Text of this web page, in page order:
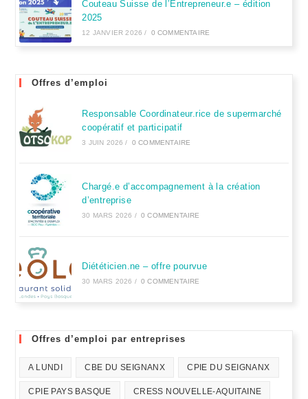
Couteau Suisse de l’Entrepreneur.e – édition
2025
12 JANVIER 2026 / 0 COMMENTAIRE
Offres d’emploi
Responsable Coordinateur.rice de supermarché
coopératif et participatif
3 JUIN 2026 / 0 COMMENTAIRE
Chargé.e d’accompagnement à la création
d’entreprise
30 MARS 2026 / 0 COMMENTAIRE
Diététicien.ne – offre pourvue
30 MARS 2026 / 0 COMMENTAIRE
Offres d’emploi par entreprises
A LUNDI CBE DU SEIGNANX CPIE DU SEIGNANX
CPIE PAYS BASQUE CRESS NOUVELLE-AQUITAINE